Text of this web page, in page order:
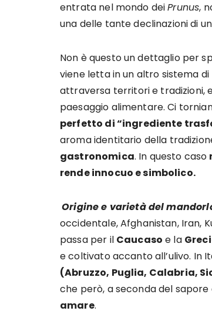
entrata nel mondo deiPrunus,
una delle tante declinazioni di
Non è questo un dettaglio per
viene letta in un altro sistema
attraversa territori e tradizioni,
paesaggio alimentare. Ci
perfetto di “ingrediente
aroma identitario della
gastronomica. In questo caso
rende innocuo e simbolico.
Origine e varietà del
occidentale, Afghanistan, Iran,
passa per il Caucaso e la
e coltivato accanto all’ulivo. In
(Abruzzo, Puglia, Calabria,
che però, a seconda del sapore
amare.